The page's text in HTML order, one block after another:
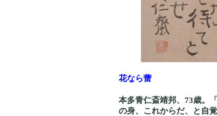
花なら蕾
本多青仁斎靖邦、73歳。
の身、これからだ、と自